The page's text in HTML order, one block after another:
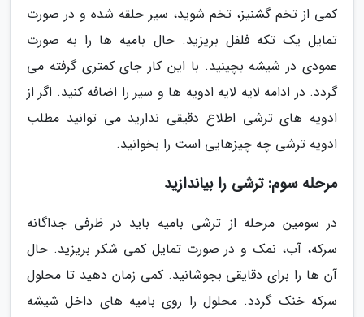
کمی از تخم گشنیز، تخم شوید، سیر حلقه شده و در صورت
تمایل یک تکه فلفل بریزید. حال بامیه ها را به صورت
عمودی در شیشه بچینید. با این کار جای کمتری گرفته می
گردد. در ادامه لایه لایه ادویه ها و سیر را اضافه کنید. اگر از
ادویه های ترشی اطلاع دقیقی ندارید می توانید مطلب
ادویه ترشی چه چیزهایی است را بخوانید.
مرحله سوم: ترشی را بیاندازید
در سومین مرحله از ترشی بامیه باید در ظرفی جداگانه
سرکه، آب، نمک و در صورت تمایل کمی شکر بریزید. حال
آن ها را برای دقایقی بجوشانید. کمی زمان دهید تا محلول
سرکه خنک گردد. محلول را روی بامیه های داخل شیشه